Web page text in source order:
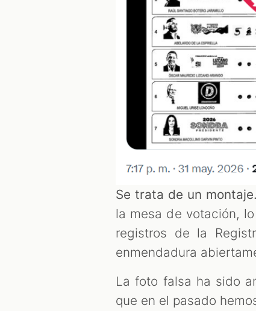
Se trata de un montaje.
la mesa de votación,
registros de la
enmendadura
La foto falsa ha sido
que en el pasado